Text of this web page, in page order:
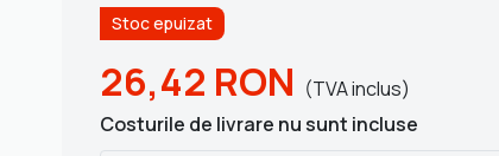
Stoc epuizat
26,42 RON (TVA inclus)
Costurile de livrare nu sunt incluse